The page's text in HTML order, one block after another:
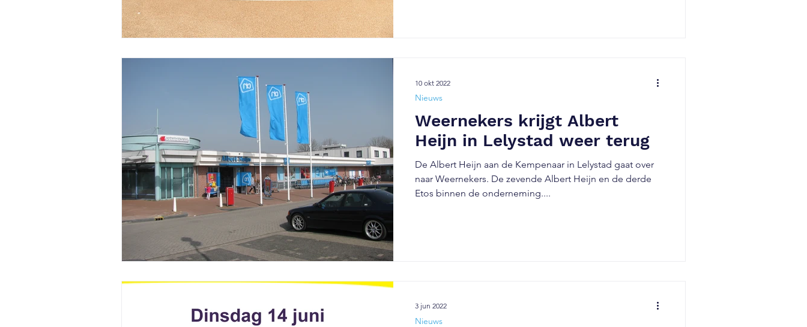
Weernekers krijgt Albert
Heijn in Lelystad weer terug
De Albert Heijn aan de Kempenaar in Lelystad gaat over
naar Weernekers. De zevende Albert Heijn en de derde
Etos binnen de onderneming....
Nieuws
10 okt 2022
Nieuws
3 jun 2022